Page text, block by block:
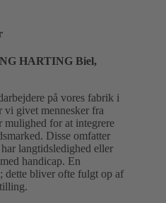
HARTING Biel,
på vores fabrik i
vi givet mennesker fra
mulighed for at integrere
Disse omfatter
langtidsledighed eller
handicap. En
dette bliver ofte fulgt op af